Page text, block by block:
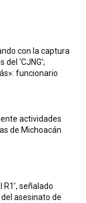
con la captura
‘CJNG’;
funcionario
actividades
de Michoacán
R1’, señalado
asesinato de